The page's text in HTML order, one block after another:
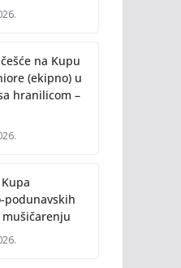
na Kupu
(ekipno) u
hranilicom –
podunavskih